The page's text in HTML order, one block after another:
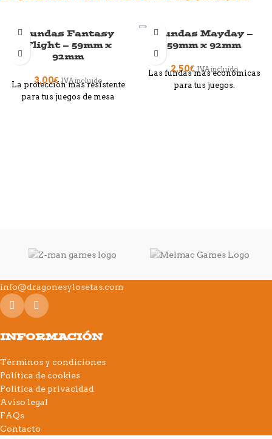
SOLD OUT
Fundas Fantasy
Flight – 59mm x
92mm
3,00€ IVA incluido
La protección mas resistente
para tus juegos de mesa
Fundas Mayday –
59mm x 92mm
2,50€ IVA incluido
Las fundas más económicas
para tus juegos.
info@dragonesylosetas.com
INFORMACIÓN
Términos y condiciones
Política de cookies
Política de privacidad
Aviso legal
FAQs
Contacto